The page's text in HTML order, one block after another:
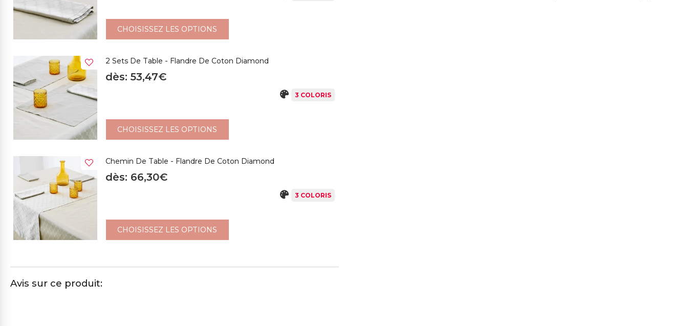
CHOISISSEZ LES OPTIONS
2 Sets De Table - Flandre De Coton Diamond
dès: 53,47€
3 COLORIS
CHOISISSEZ LES OPTIONS
Chemin De Table - Flandre De Coton Diamond
dès: 66,30€
3 COLORIS
CHOISISSEZ LES OPTIONS
Avis sur ce produit: